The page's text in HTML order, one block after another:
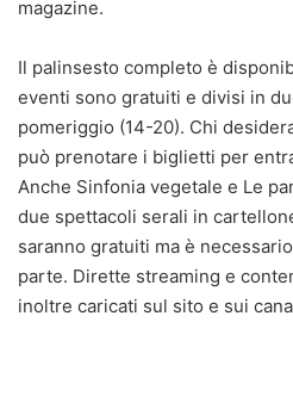
magazine.
Il palinsesto completo è
eventi sono gratuiti e divisi in
pomeriggio (14-20). Chi
può prenotare i biglietti per
Anche Sinfonia vegetale e Le
due spettacoli serali in
saranno gratuiti ma è
parte. Dirette streaming e
inoltre caricati sul sito e sui